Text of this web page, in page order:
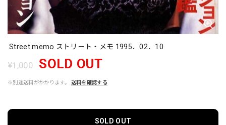
Street memo ストリート・メモ 1995．02．10
¥1,000 SOLD OUT
※別途送料がかかります。 送料を確認する
SOLD OUT